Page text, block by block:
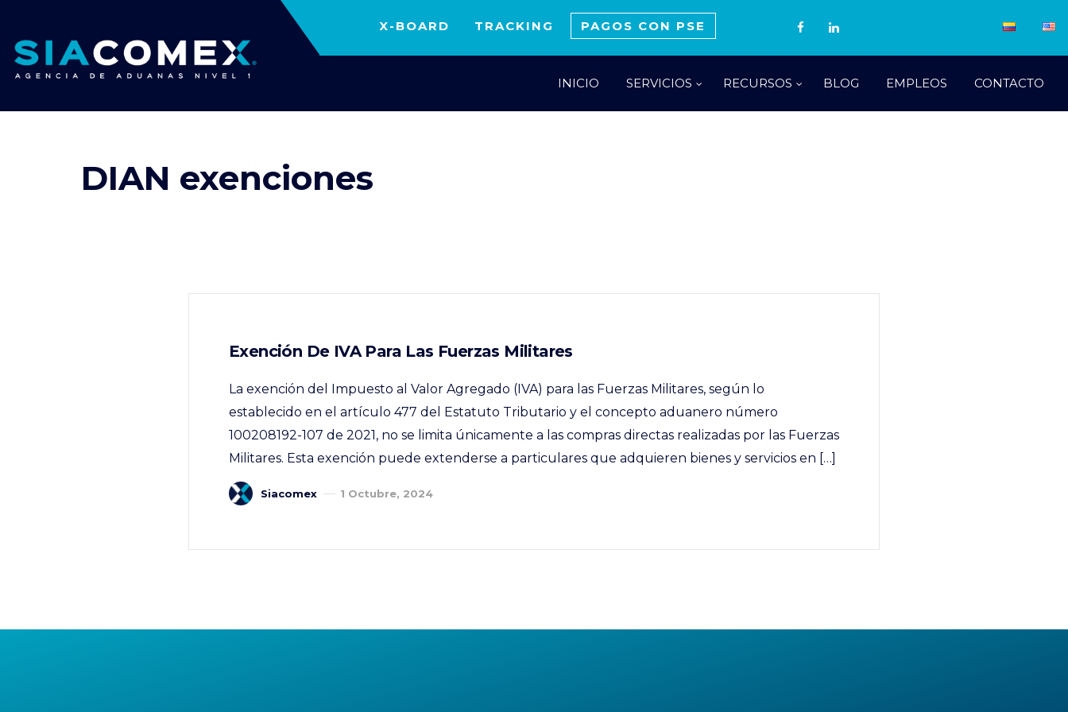
X-BOARD TRACKING PAGOS CON PSE
INICIO SERVICIOS RECURSOS BLOG EMPLEOS CONTACTO
DIAN exenciones
Exención De IVA Para Las Fuerzas Militares
La exención del Impuesto al Valor Agregado (IVA) para las Fuerzas Militares, según lo
establecido en el artículo 477 del Estatuto Tributario y el concepto aduanero número
100208192-107 de 2021, no se limita únicamente a las compras directas realizadas por las Fuerzas
Militares. Esta exención puede extenderse a particulares que adquieren bienes y servicios en […]
Siacomex 1 Octubre, 2024